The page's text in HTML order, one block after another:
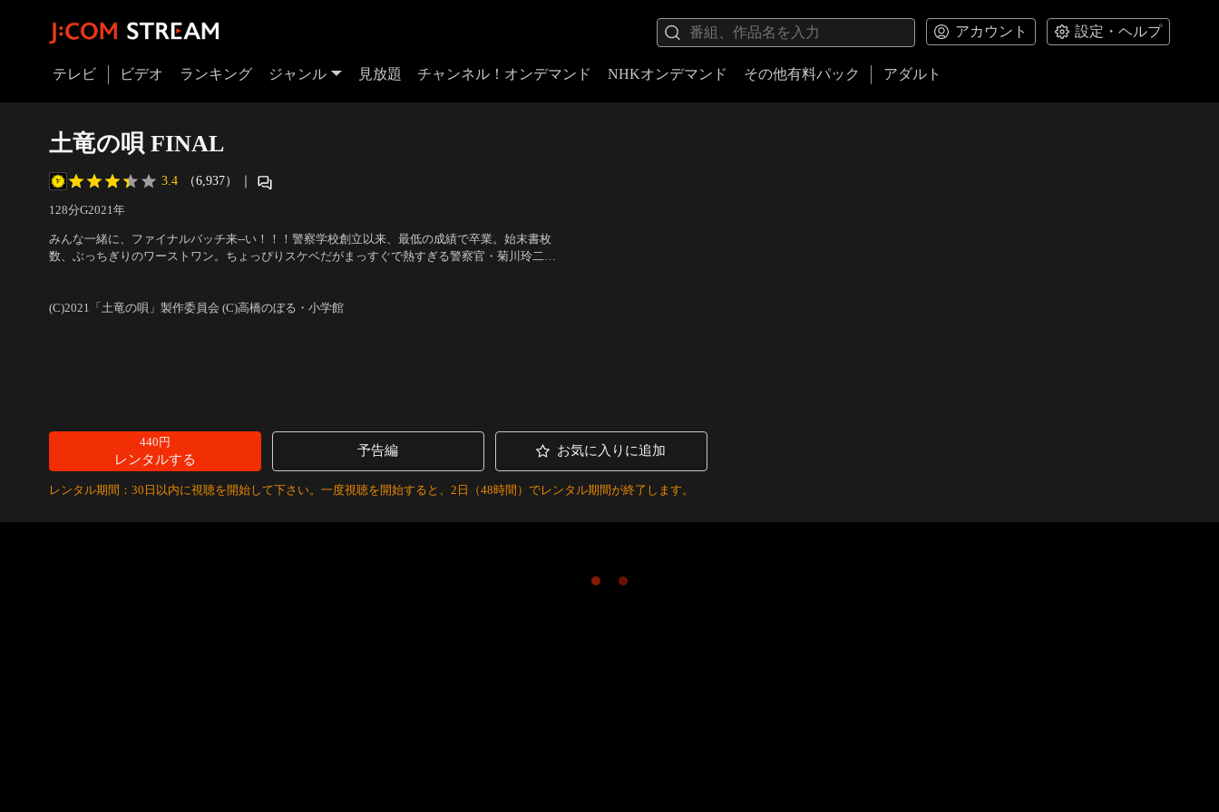
アカウント 設定・ヘルプ
テレビ ビデオ ランキング ジャンル 見放題 チャンネル！オンデマンド NHKオンデマンド その他有料パック アダルト
土竜の唄 FINAL
3.4 （6,937） ｜
128分G2021年
みんな一緒に、ファイナルバッチ来--い！！！警察学校創立以来、最低の成績で卒業。始末書枚
数、ぶっちぎりのワーストワン。ちょっぴりスケベだがまっすぐで熱すぎる警察官・菊川玲二
の…。
(C)2021「土竜の唄」製作委員会 (C)高橋のぼる・小学館
440円
レンタルする
予告編 お気に入りに追加
レンタル期間：30日以内に視聴を開始して下さい。一度視聴を開始すると、2日（48時間）でレンタル期間が終了します。